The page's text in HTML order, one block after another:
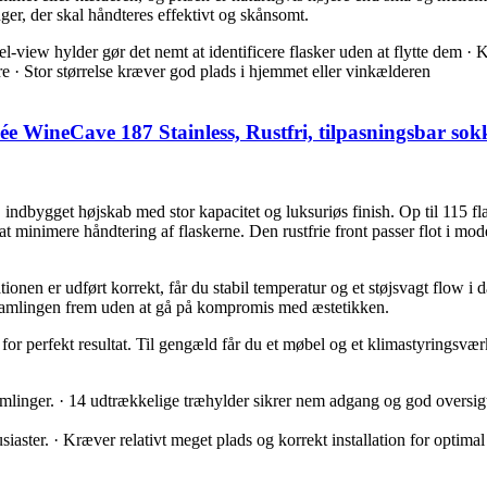
der skal håndteres effektivt og skånsomt.
view hylder gør det nemt at identificere flasker uden at flytte dem ·
Stor størrelse kræver god plads i hjemmet eller vinkælderen
WineCave 187 Stainless, Rustfri, tilpasningsbar
højskab med stor kapacitet og luksuriøs finish. Op til
minimere håndtering af flaskerne. Den rustfrie front passer flot i
er udført korrekt, får du stabil temperatur og et støjsvagt flow
frem uden at gå på kompromis med æstetikken.
perfekt resultat. Til gengæld får du et møbel og et
· 14 udtrækkelige træhylder sikrer nem adgang og god
· Kræver relativt meget plads og korrekt installation for